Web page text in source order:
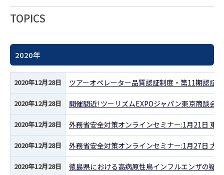
TOPICS
2020年
2020年12月28日 ツアーオペレーター品質認証制度・第11期認証
2020年12月28日 開催間近! ツーリズムEXPOジャパン東京商談会
2020年12月28日 外務省安全対策オンラインセミナー:1月21日 東
2020年12月28日 外務省安全対策オンラインセミナー:1月27日 大
2020年12月28日 徳島県における高病原性鳥インフルエンザの疑